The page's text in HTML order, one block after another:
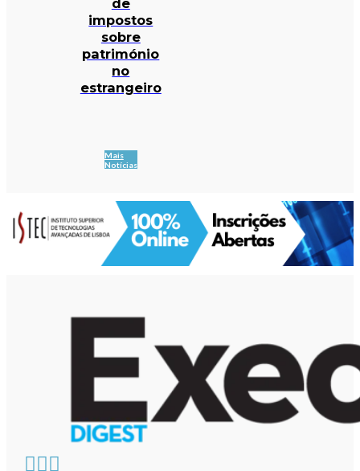
impostos
sobre
património
no
estrangeiro
Mais
Notícias